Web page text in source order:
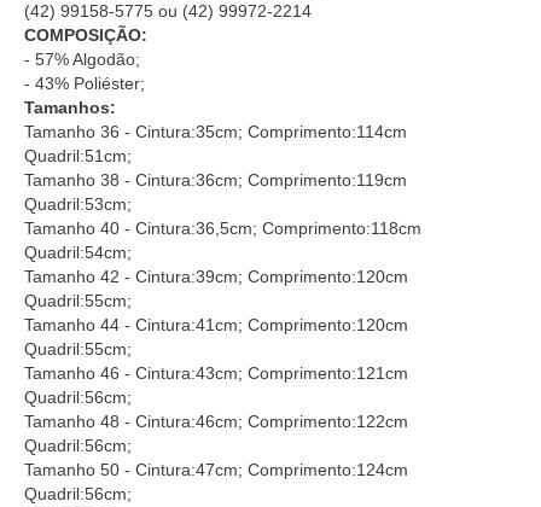
(42) 99158-5775 ou (42) 99972-2214
COMPOSIÇÃO:
- 57% Algodão;
- 43% Poliéster;
Tamanhos:
Tamanho 36 - Cintura:35cm; Comprimento:114cm
Quadril:51cm;
Tamanho 38 - Cintura:36cm; Comprimento:119cm
Quadril:53cm;
Tamanho 40 - Cintura:36,5cm; Comprimento:118cm
Quadril:54cm;
Tamanho 42 - Cintura:39cm; Comprimento:120cm
Quadril:55cm;
Tamanho 44 - Cintura:41cm; Comprimento:120cm
Quadril:55cm;
Tamanho 46 - Cintura:43cm; Comprimento:121cm
Quadril:56cm;
Tamanho 48 - Cintura:46cm; Comprimento:122cm
Quadril:56cm;
Tamanho 50 - Cintura:47cm; Comprimento:124cm
Quadril:56cm;